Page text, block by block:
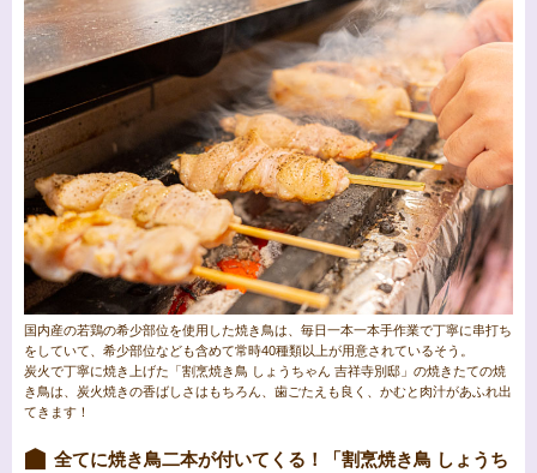
国内産の若鶏の希少部位を使用した焼き鳥は、毎日一本一本手作業で丁寧に串打ち
をしていて、希少部位なども含めて常時40種類以上が用意されているそう。
炭火で丁寧に焼き上げた「割烹焼き鳥 しょうちゃん 吉祥寺別邸」の焼きたての焼
き鳥は、炭火焼きの香ばしさはもちろん、歯ごたえも良く、かむと肉汁があふれ出
てきます！
全てに焼き鳥二本が付いてくる！「割烹焼き鳥 しょうち